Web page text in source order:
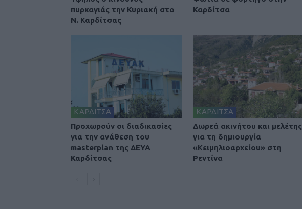
πυρκαγιάς την Κυριακή στο
Ν. Καρδίτσας
Καρδίτσα
ΚΑΡΔΙΤΣΑ
Προχωρούν οι διαδικασίες
για την ανάθεση του
masterplan της ΔΕΥΑ
Καρδίτσας
ΚΑΡΔΙΤΣΑ
Δωρεά ακινήτου και μελέτης
για τη δημιουργία
«Κειμηλιοαρχείου» στη
Ρεντίνα